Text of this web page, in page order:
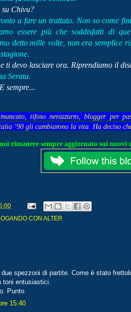
Chivu?
a fare un trattato. Non so come
essere più che soddisfatti di
detto mille volte, non era semplice
ti devo lasciare ora. Riprendiamo il
Serata.
sempre...
tifoso nerazzurro, blogger per
’90 gli cambiarono la vita. Ha deciso
rimanere sempre aggiornato sui nuovi
CON ALTER
due spezzoni di partite. Come è stato
toni entusiastici.
Punto.
15:40